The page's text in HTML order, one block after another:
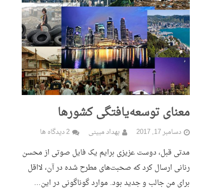
معنای توسعه‌یافتگی کشورها
دسامبر 17, 2017 بهداد مبینی 2 دیدگاه ها
مدتی قبل، دوست عزیزی برایم یک فایل صوتی از محسن
رنانی ارسال کرد که صحبت‌های مطرح شده در آن، لااقل
برای من جالب و جدید بود. موارد گوناگونی در این…